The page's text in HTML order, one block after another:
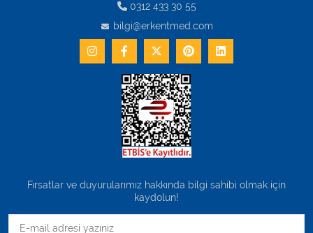
0312 433 30 55
bilgi@erkentmed.com
Fırsatlar ve duyurularımız hakkında bilgi sahibi olmak için
kaydolun!